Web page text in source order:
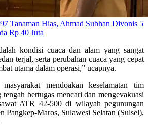
Tanaman Hias, Ahmad Subhan Divonis 5
Rp 40 Juta
kondisi cuaca dan alam yang sangat
terjal, serta perubahan cuaca yang cepat
utama dalam operasi,” ucapnya.
mendoakan keselamatan tim
tengah bertugas mencari dan mengevakuasi
ATR 42-500 di wilayah pegunungan
Pangkep-Maros, Sulawesi Selatan (Sulsel),